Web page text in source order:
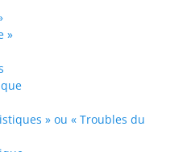
»
» ou « Troubles du